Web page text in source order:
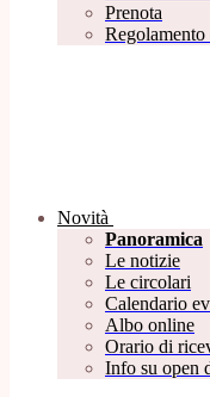
Prenota
Novità
Panoramica
Le notizie
Le circolari
Calendario
Albo online
Orario di
Info su open